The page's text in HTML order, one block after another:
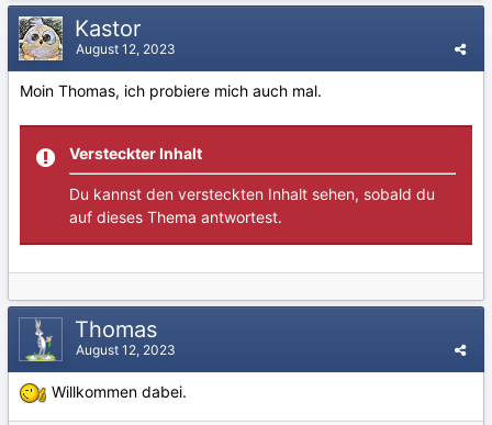
Kastor
August 12, 2023
Moin Thomas, ich probiere mich auch mal.
Versteckter Inhalt
Du kannst den versteckten Inhalt sehen, sobald du
auf dieses Thema antwortest.
Thomas
August 12, 2023
Willkommen dabei.